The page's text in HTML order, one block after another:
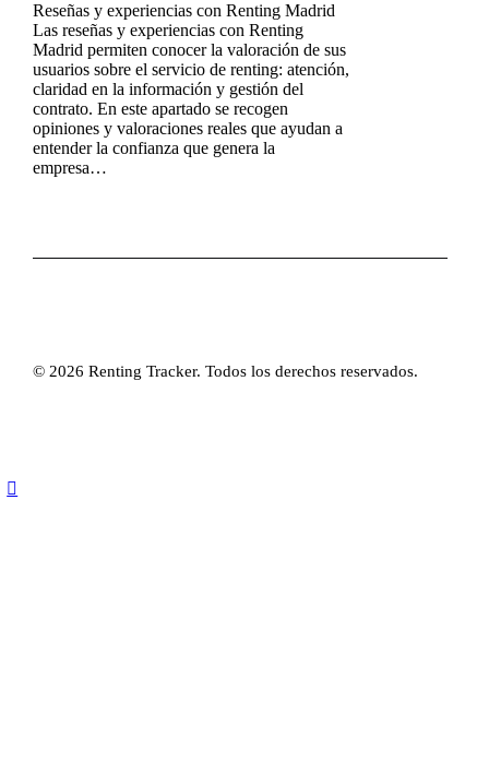
Reseñas y experiencias con Renting Madrid
Las reseñas y experiencias con Renting
Madrid permiten conocer la valoración de sus
usuarios sobre el servicio de renting: atención,
claridad en la información y gestión del
contrato. En este apartado se recogen
opiniones y valoraciones reales que ayudan a
entender la confianza que genera la
empresa…
© 2026 Renting Tracker. Todos los derechos reservados.